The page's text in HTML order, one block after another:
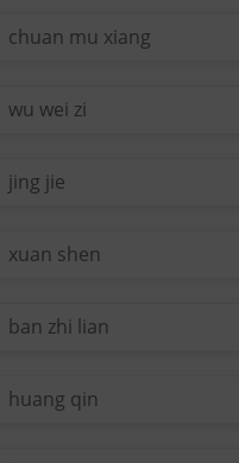
chuan mu xiang
wu wei zi
jing jie
xuan shen
ban zhi lian
huang qin